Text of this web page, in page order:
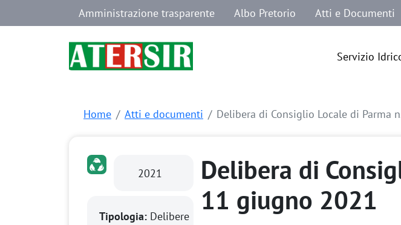
Salta al contenuto principaleNavigazione secondaria
Amministrazione trasparente Albo Pretorio Atti e Documenti
Servizio
Home Atti e documenti Delibera di Consiglio Locale di Parma
2021
Tipologia: Delibere
Delibera di
11 giugno 2021